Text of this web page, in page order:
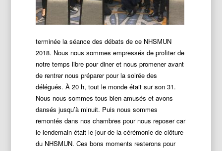
terminée la séance des débats de ce NHSMUN
2018. Nous nous sommes empressés de profiter de
notre temps libre pour diner et nous promener avant
de rentrer nous préparer pour la soirée des
délégués. À 20 h, tout le monde était sur son 31.
Nous nous sommes tous bien amusés et avons
dansés jusqu’à minuit. Puis nous sommes
remontés dans nos chambres pour nous reposer car
le lendemain était le jour de la cérémonie de clôture
du NHSMUN. Ces bons moments resterons pour